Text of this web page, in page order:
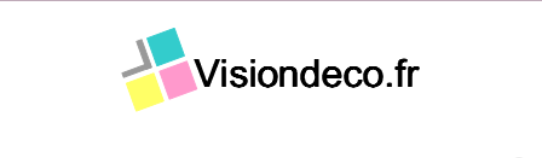
LE
MAG
DÉCO
